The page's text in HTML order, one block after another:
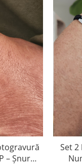
– Șnur
Set
Nume